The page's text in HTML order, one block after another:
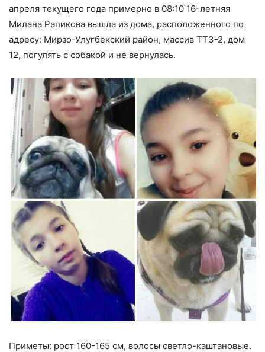
апреля текущего года примерно в 08:10 16-летняя
Милана Рапикова вышла из дома, расположенного по
адресу: Мирзо-Улугбекский район, массив ТТЗ-2, дом
12, погулять с собакой и не вернулась.
Приметы: рост 160-165 см, волосы светло-каштановые.